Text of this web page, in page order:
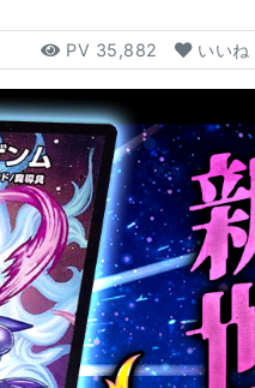
PV 35,882 いいね